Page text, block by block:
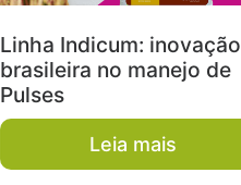
Linha Indicum: inovação
brasileira no manejo de
Pulses
Leia mais